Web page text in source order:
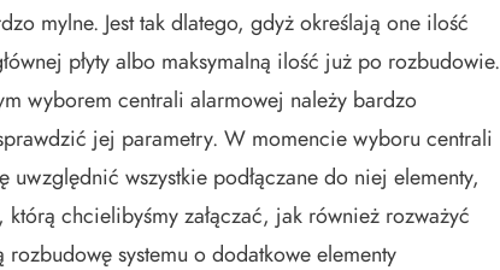
mylne. Jest tak dlatego, gdyż określają one ilość
płyty albo maksymalną ilość już po rozbudowie.
wyborem centrali alarmowej należy bardzo
jej parametry. W momencie wyboru centrali
uwzględnić wszystkie podłączane do niej elementy,
którą chcielibyśmy załączać, jak również rozważyć
rozbudowę systemu o dodatkowe elementy